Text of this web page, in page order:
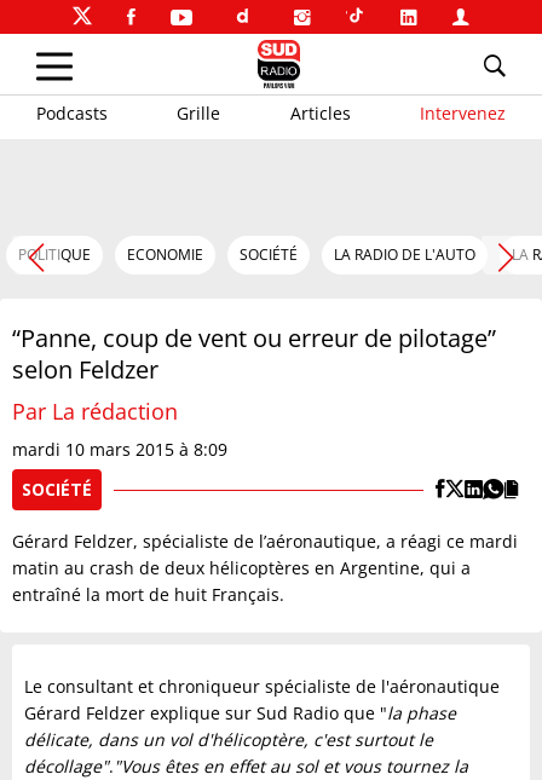
Podcasts Grille Articles Intervenez
POLITIQUE ECONOMIE SOCIÉTÉ LA RADIO DE L'AUTO LA
“Panne, coup de vent ou erreur de pilotage”
selon Feldzer
Par La rédaction
mardi 10 mars 2015 à 8:09
SOCIÉTÉ
Gérard Feldzer, spécialiste de l’aéronautique, a réagi ce mardi
matin au crash de deux hélicoptères en Argentine, qui a
entraîné la mort de huit Français.
Le consultant et chroniqueur spécialiste de l'aéronautique
Gérard Feldzer explique sur Sud Radio que "la phase
délicate, dans un vol d'hélicoptère, c'est surtout le
décollage"."Vous êtes en effet au sol et vous tournez la